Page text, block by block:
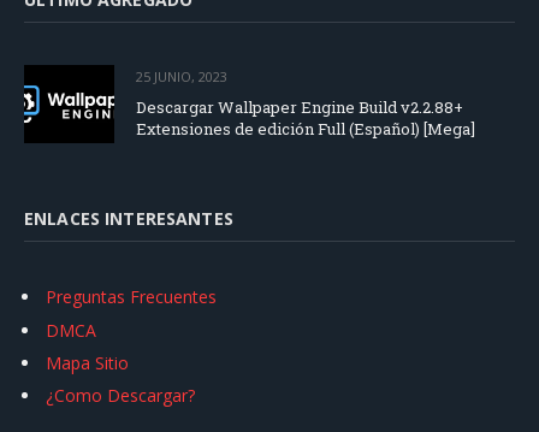
25 JUNIO, 2023
Descargar Wallpaper Engine Build v2.2.88+
Extensiones de edición Full (Español) [Mega]
ENLACES INTERESANTES
Preguntas Frecuentes
DMCA
Mapa Sitio
¿Como Descargar?